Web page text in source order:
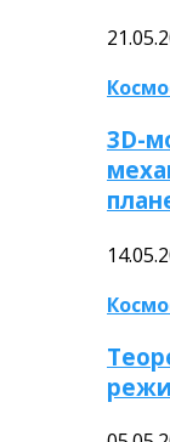
3D-